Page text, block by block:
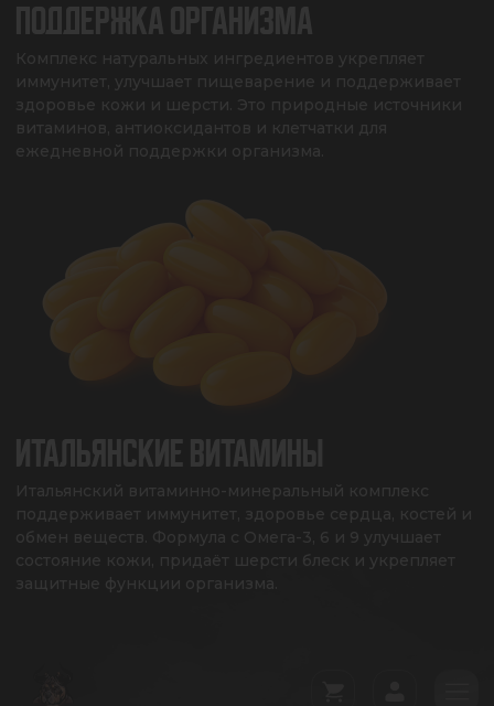
ПОДДЕРЖКА ОРГАНИЗМА
Комплекс натуральных ингредиентов укрепляет
иммунитет, улучшает пищеварение и поддерживает
здоровье кожи и шерсти. Это природные источники
витаминов, антиоксидантов и клетчатки для
ежедневной поддержки организма.
ИТАЛЬЯНСКИЕ ВИТАМИНЫ
Итальянский витаминно-минеральный комплекс
поддерживает иммунитет, здоровье сердца, костей и
обмен веществ. Формула с Омега-3, 6 и 9 улучшает
состояние кожи, придаёт шерсти блеск и укрепляет
защитные функции организма.